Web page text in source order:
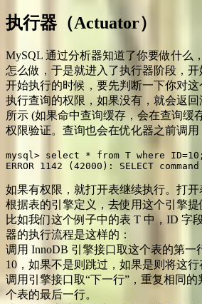
执行器（Actuator）
MySQL 通过分析器知道了你要做什么
怎么做，于是就进入了执行器阶段，开
开始执行的时候，要先判断一下你对这
执行查询的权限，如果没有，就会返
所示 (如果命中查询缓存，会在查询缓
权限验证。查询也会在优化器之前调用
mysql> select * from T where ID=10;
ERROR 1142 (42000): SELECT
如果有权限，就打开表继续执行。打
根据表的引擎定义，去使用这个引擎提
比如我们这个例子中的表 T 中，ID 字
器的执行流程是这样的：
调用 InnoDB 引擎接口取这个表的第一
10，如果不是则跳过，如果是则将这行
调用引擎接口取“下一行”，重复相同
个表的最后一行。